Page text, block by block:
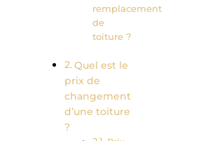
remplacement
de
toiture ?
Quel est le
prix de
changement
d’une toiture
?